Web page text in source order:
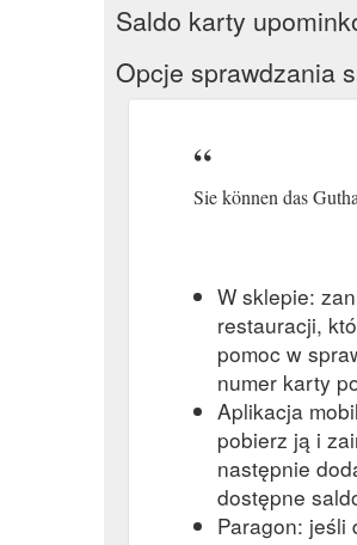
Saldo karty
Opcje sprawdzania
Sie können das
W sklepie:
restauracji,
pomoc w
numer karty
Aplikacja
pobierz ją i
następnie
dostępne
Paragon: jeśli